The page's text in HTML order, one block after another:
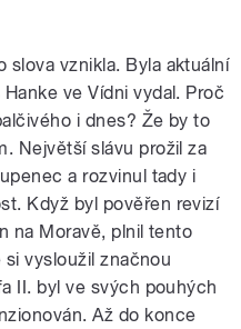
slova vznikla. Byla aktuální
ve Vídni vydal. Proč
i dnes? Že by to
Největší slávu prožil za
a rozvinul tady i
Když byl pověřen revizí
na Moravě, plnil tento
si vysloužil značnou
II. byl ve svých pouhých
Až do konce